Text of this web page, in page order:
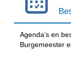
Agenda’s en
Burgemeester